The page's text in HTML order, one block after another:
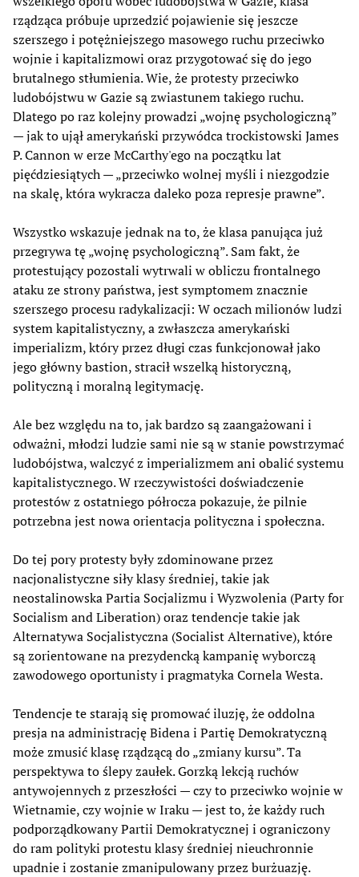
rządząca próbuje uprzedzić pojawienie się jeszcze
szerszego i potężniejszego masowego ruchu przeciwko
wojnie i kapitalizmowi oraz przygotować się do jego
brutalnego stłumienia. Wie, że protesty przeciwko
ludobójstwu w Gazie są zwiastunem takiego ruchu.
Dlatego po raz kolejny prowadzi „wojnę psychologiczną”
— jak to ujął amerykański przywódca trockistowski James
P. Cannon w erze McCarthy'ego na początku lat
pięćdziesiątych — „przeciwko wolnej myśli i niezgodzie
na skalę, która wykracza daleko poza represje prawne”.
Wszystko wskazuje jednak na to, że klasa panująca już
przegrywa tę „wojnę psychologiczną”. Sam fakt, że
protestujący pozostali wytrwali w obliczu frontalnego
ataku ze strony państwa, jest symptomem znacznie
szerszego procesu radykalizacji: W oczach milionów ludzi
system kapitalistyczny, a zwłaszcza amerykański
imperializm, który przez długi czas funkcjonował jako
jego główny bastion, stracił wszelką historyczną,
polityczną i moralną legitymację.
Ale bez względu na to, jak bardzo są zaangażowani i
odważni, młodzi ludzie sami nie są w stanie powstrzymać
ludobójstwa, walczyć z imperializmem ani obalić systemu
kapitalistycznego. W rzeczywistości doświadczenie
protestów z ostatniego półrocza pokazuje, że pilnie
potrzebna jest nowa orientacja polityczna i społeczna.
Do tej pory protesty były zdominowane przez
nacjonalistyczne siły klasy średniej, takie jak
neostalinowska Partia Socjalizmu i Wyzwolenia (Party for
Socialism and Liberation) oraz tendencje takie jak
Alternatywa Socjalistyczna (Socialist Alternative), które
są zorientowane na prezydencką kampanię wyborczą
zawodowego oportunisty i pragmatyka Cornela Westa.
Tendencje te starają się promować iluzję, że oddolna
presja na administrację Bidena i Partię Demokratyczną
może zmusić klasę rządzącą do „zmiany kursu”. Ta
perspektywa to ślepy zaułek. Gorzką lekcją ruchów
antywojennych z przeszłości — czy to przeciwko wojnie w
Wietnamie, czy wojnie w Iraku — jest to, że każdy ruch
podporządkowany Partii Demokratycznej i ograniczony
do ram polityki protestu klasy średniej nieuchronnie
upadnie i zostanie zmanipulowany przez burżuazję.